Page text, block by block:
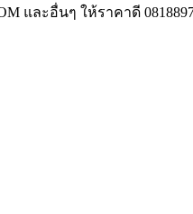
และอื่นๆ ให้ราคาดี